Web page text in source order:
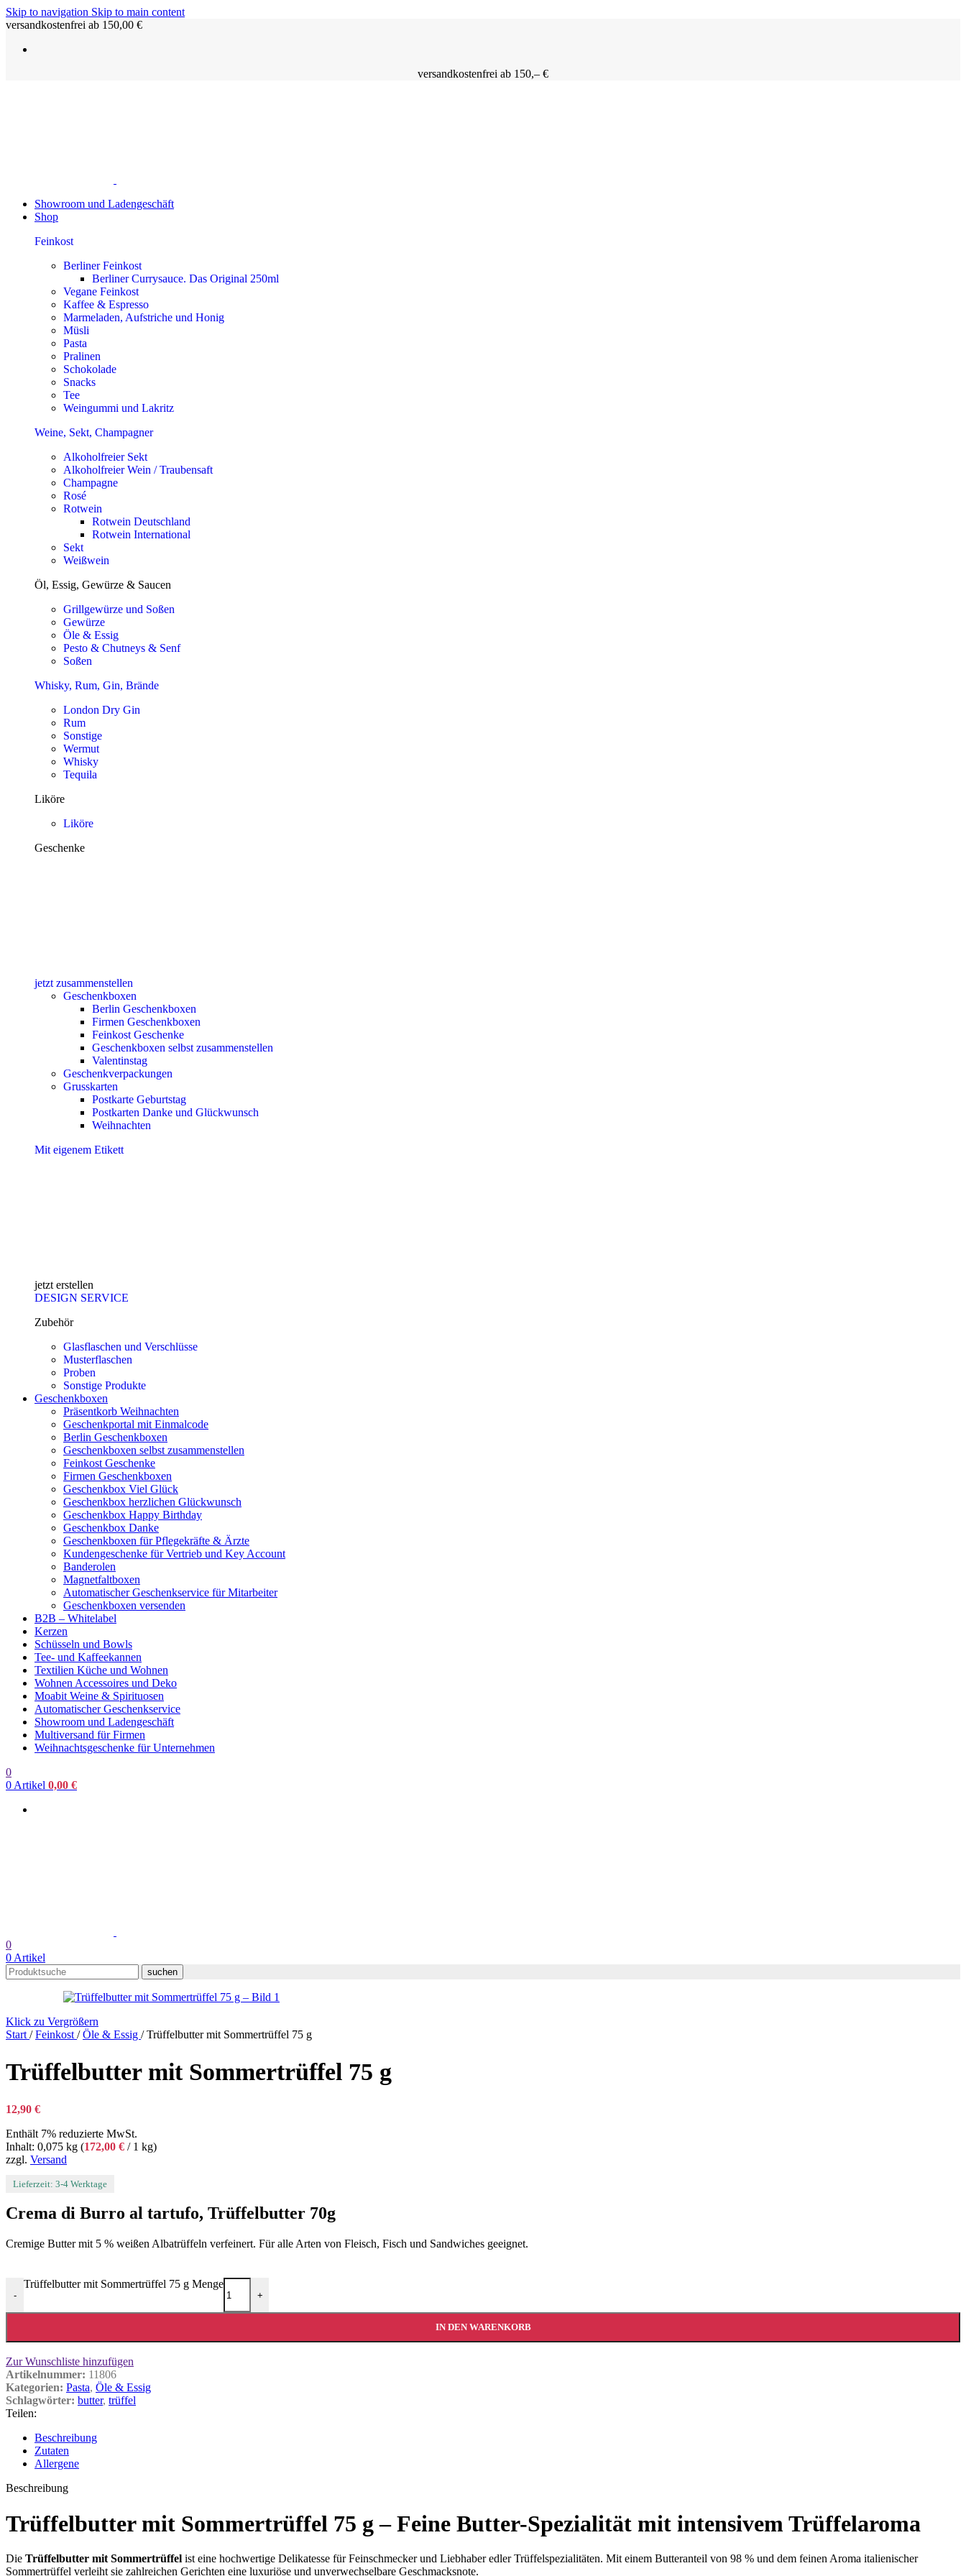
Skip to navigation Skip to main content
versandkostenfrei ab 150,00 €
versandkostenfrei ab 150,– €
Showroom und Ladengeschäft
Shop
Feinkost
Berliner Feinkost
Berliner Currysauce. Das Original 250ml
Vegane Feinkost
Kaffee & Espresso
Marmeladen, Aufstriche und Honig
Müsli
Pasta
Pralinen
Schokolade
Snacks
Tee
Weingummi und Lakritz
Weine, Sekt, Champagner
Alkoholfreier Sekt
Alkoholfreier Wein / Traubensaft
Champagne
Rosé
Rotwein
Rotwein Deutschland
Rotwein International
Sekt
Weißwein
Öl, Essig, Gewürze & Saucen
Grillgewürze und Soßen
Gewürze
Öle & Essig
Pesto & Chutneys & Senf
Soßen
Whisky, Rum, Gin, Brände
London Dry Gin
Rum
Sonstige
Wermut
Whisky
Tequila
Liköre
Liköre
Geschenke
jetzt zusammenstellen
Geschenkboxen
Berlin Geschenkboxen
Firmen Geschenkboxen
Feinkost Geschenke
Geschenkboxen selbst zusammenstellen
Valentinstag
Geschenkverpackungen
Grusskarten
Postkarte Geburtstag
Postkarten Danke und Glückwunsch
Weihnachten
Mit eigenem Etikett
jetzt erstellen
DESIGN SERVICE
Zubehör
Glasflaschen und Verschlüsse
Musterflaschen
Proben
Sonstige Produkte
Geschenkboxen
Präsentkorb Weihnachten
Geschenkportal mit Einmalcode
Berlin Geschenkboxen
Geschenkboxen selbst zusammenstellen
Feinkost Geschenke
Firmen Geschenkboxen
Geschenkbox Viel Glück
Geschenkbox herzlichen Glückwunsch
Geschenkbox Happy Birthday
Geschenkbox Danke
Geschenkboxen für Pflegekräfte & Ärzte
Kundengeschenke für Vertrieb und Key Account
Banderolen
Magnetfaltboxen
Automatischer Geschenkservice für Mitarbeiter
Geschenkboxen versenden
B2B – Whitelabel
Kerzen
Schüsseln und Bowls
Tee- und Kaffeekannen
Textilien Küche und Wohnen
Wohnen Accessoires und Deko
Moabit Weine & Spirituosen
Automatischer Geschenkservice
Showroom und Ladengeschäft
Multiversand für Firmen
Weihnachtsgeschenke für Unternehmen
0
0 Artikel 0,00 €
0
0 Artikel
suchen
Klick zu Vergrößern
Start / Feinkost / Öle & Essig / Trüffelbutter mit Sommertrüffel 75 g
Trüffelbutter mit Sommertrüffel 75 g
12,90 €
Enthält 7% reduzierte MwSt.
Inhalt: 0,075 kg (172,00 € / 1 kg)
zzgl. Versand
Lieferzeit: 3-4 Werktage
Crema di Burro al tartufo, Trüffelbutter 70g
Cremige Butter mit 5 % weißen Albatrüffeln verfeinert. Für alle Arten von Fleisch, Fisch und Sandwiches geeignet.
-
Trüffelbutter mit Sommertrüffel 75 g Menge
+
IN DEN WARENKORB
Zur Wunschliste hinzufügen
Artikelnummer: 11806
Kategorien: Pasta, Öle & Essig
Schlagwörter: butter, trüffel
Teilen:
Beschreibung
Zutaten
Allergene
Beschreibung
Trüffelbutter mit Sommertrüffel 75 g – Feine Butter-Spezialität mit intensivem Trüffelaroma
Die Trüffelbutter mit Sommertrüffel ist eine hochwertige Delikatesse für Feinschmecker und Liebhaber edler Trüffelspezialitäten. Mit einem Butteranteil von 98 % und dem feinen Aroma italienischer
Sommertrüffel verleiht sie zahlreichen Gerichten eine luxuriöse und unverwechselbare Geschmacksnote.